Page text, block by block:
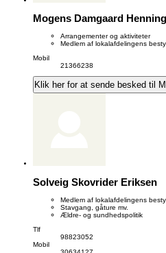
Mogens Damgaard
Arrangementer og aktiviteter
Medlem af lokalafdelingens
Mobil
21366238
Klik her for at sende besked til
Solveig Skovrider Eriksen
Medlem af lokalafdelingens
Stavgang, gåture mv.
Ældre- og sundhedspolitik
Tlf
98823052
Mobil